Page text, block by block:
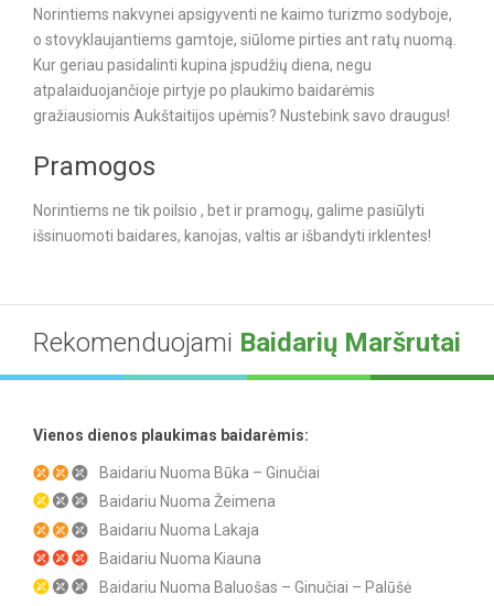
Norintiems nakvynei apsigyventi ne kaimo turizmo sodyboje,
o stovyklaujantiems gamtoje, siūlome pirties ant ratų nuomą.
Kur geriau pasidalinti kupina įspudžių diena, negu
atpalaiduojančioje pirtyje po plaukimo baidarėmis
gražiausiomis Aukštaitijos upėmis? Nustebink savo draugus!
Pramogos
Norintiems ne tik poilsio , bet ir pramogų, galime pasiūlyti
išsinuomoti baidares, kanojas, valtis ar išbandyti irklentes!
Rekomenduojami Baidarių Maršrutai
Vienos dienos plaukimas baidarėmis:
Baidariu Nuoma Būka – Ginučiai
Baidariu Nuoma Žeimena
Baidariu Nuoma Lakaja
Baidariu Nuoma Kiauna
Baidariu Nuoma Baluošas – Ginučiai – Palūšė